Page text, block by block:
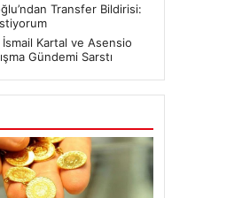
Transfer Bildirisi:
İsmail Kartal ve Asensio
Gündemi Sarstı